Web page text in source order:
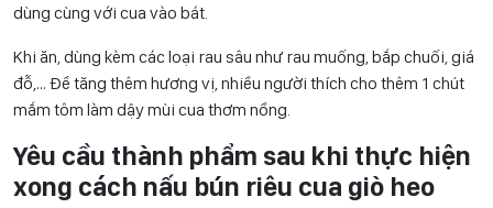
dùng cùng với cua vào bát.
Khi ăn, dùng kèm các loại rau sâu như rau muống, bắp chuối, giá
đỗ,… Để tăng thêm hương vị, nhiều người thích cho thêm 1 chút
mắm tôm làm dậy mùi cua thơm nồng.
Yêu cầu thành phẩm sau khi thực hiện
xong cách nấu bún riêu cua giò heo